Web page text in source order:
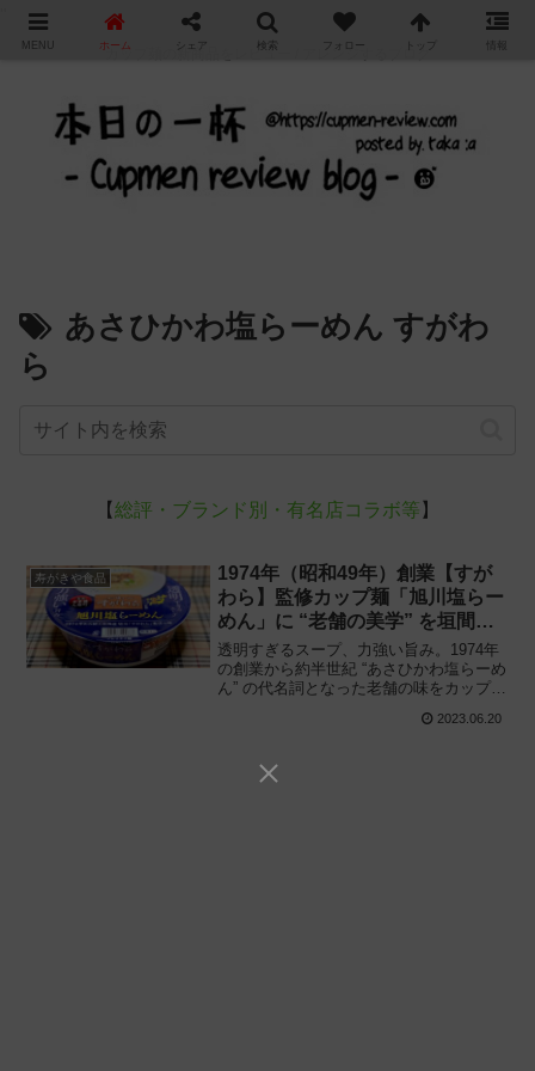
カップ麺の新商品をレビュー / アレンジするブログ
あさひかわ塩らーめん すがわ
ら
【総評・ブランド別・有名店コラボ等 】
寿がきや食品
1974年（昭和49年）創業【すが
わら】監修カップ麺「旭川塩らー
めん」に “老舗の美学” を垣間見
た
透明すぎるスープ、力強い旨み。1974年
の創業から約半世紀 “あさひかわ塩らーめ
ん” の代名詞となった老舗の味をカップラ
ぐり すがわら監修 旭川塩らーめん」を食
2023.06.20
MENU ホーム シェア 検索 フォロー トップ 情報